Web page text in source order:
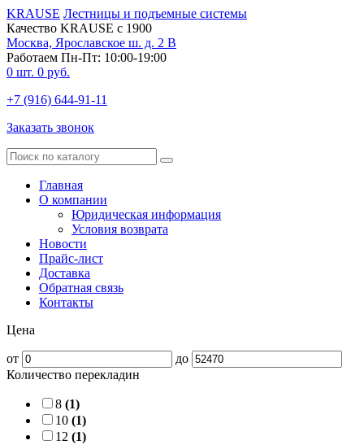
KRAUSE Лестницы и подъемные системы
Качество KRAUSE с 1900
Москва, Ярославское ш. д. 2 В
Работаем Пн-Пт: 10:00-19:00
0 шт. 0 руб.
+7 (916) 644-91-11
Заказать звонок
Главная
О компании
Юридическая информация
Условия возврата
Новости
Прайс-лист
Доставка
Обратная связь
Контакты
Цена
от
до
Количество перекладин
8 (1)
10 (1)
12 (1)